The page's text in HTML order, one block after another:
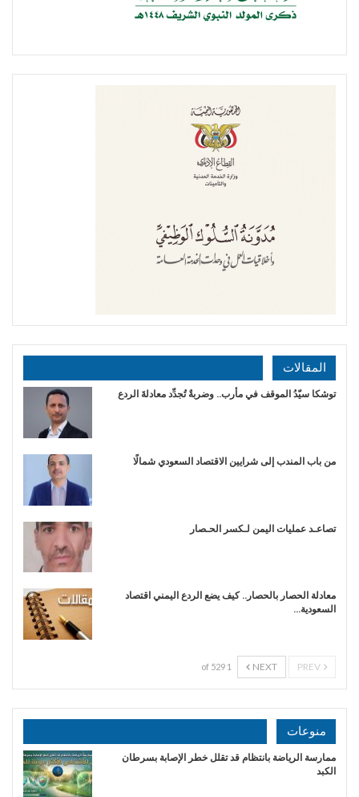
المقالات
توشكا سيّدُ الموقف في مأرب.. وضربةٌ تُجدِّد معادلةَ الردع
من باب المندب إلى شرايين الاقتصاد السعودي شمالًا
تصاعـد عمليات اليمن لـكسر الحـصار
معادلة الحصار بالحصار.. كيف يضع الردع اليمني اقتصاد
السعودية…
NEXT
1 of 529
منوعات
ممارسة الرياضة بانتظام قد تقلل خطر الإصابة بسرطان
الكبد